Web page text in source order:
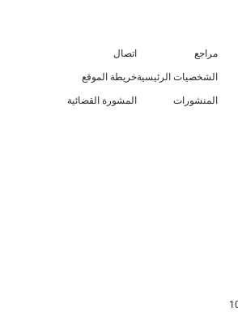
مراجع
الشخصيات الرئيسية
المنشورات
اتصال
خريطة الموقع
المشورة القضائية